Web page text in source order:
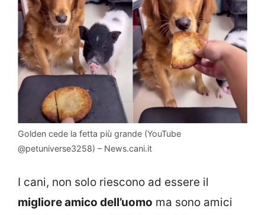
Golden cede la fetta più grande (YouTube
@petuniverse3258) – News.cani.it
I cani, non solo riescono ad essere il
migliore amico dell’uomo ma sono amici